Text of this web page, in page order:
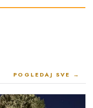
POGLEDAJ SVE →